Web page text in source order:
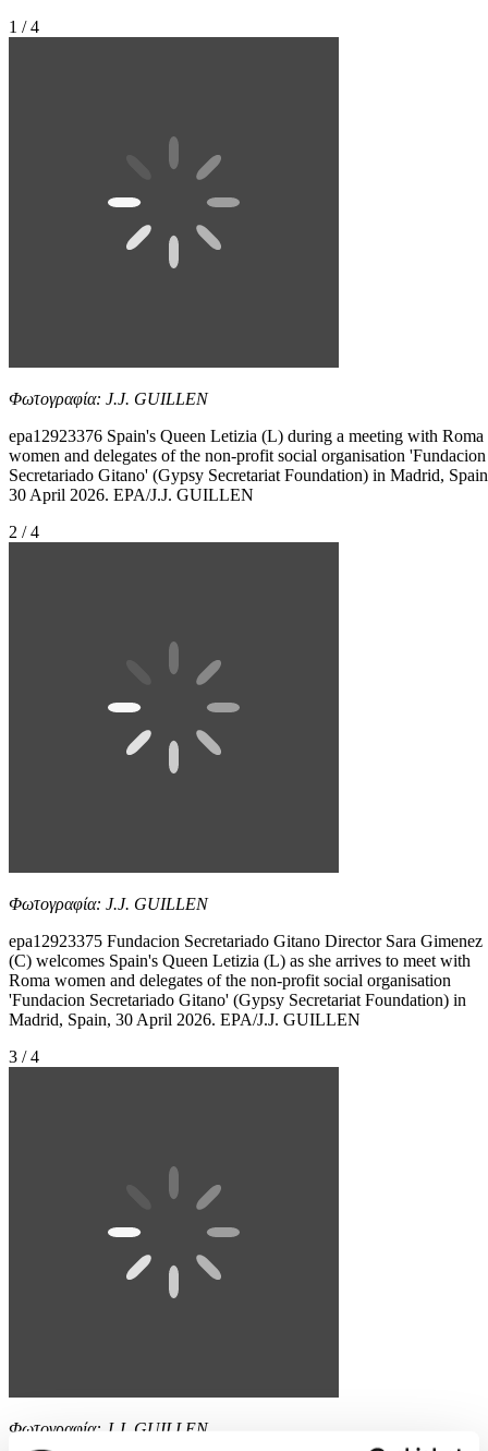
1 / 4
Φωτογραφία: J.J. GUILLEN
epa12923376 Spain's Queen Letizia (L) during a meeting with Roma
women and delegates of the non-profit social organisation 'Fundacion
Secretariado Gitano' (Gypsy Secretariat Foundation) in Madrid,
30 April 2026. EPA/J.J. GUILLEN
2 / 4
Φωτογραφία: J.J. GUILLEN
epa12923375 Fundacion Secretariado Gitano Director Sara Gimenez
(C) welcomes Spain's Queen Letizia (L) as she arrives to meet with
Roma women and delegates of the non-profit social organisation
'Fundacion Secretariado Gitano' (Gypsy Secretariat Foundation) in
Madrid, Spain, 30 April 2026. EPA/J.J. GUILLEN
3 / 4
Φωτογραφία: J.J. GUILLEN